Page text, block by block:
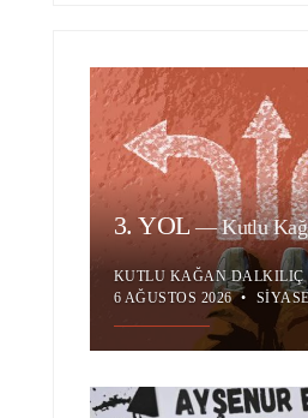
3. YOL—Kutlu
KUTLU KAĞAN DALKILIÇ
6 AĞUSTOS 2026 •